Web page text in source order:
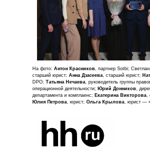
На фото: Антон Красников, партнер Sotbi;
старший юрист; Анна Дзасеева, старший юрист;
DPO; Татьяна Нечаева, руководитель группы
операционной деятельности; Юрий Донников,
департамента и комплаенс; Екатерина Викторова,
Юлия Петрова, юрист; Ольга Крылова, юрист —